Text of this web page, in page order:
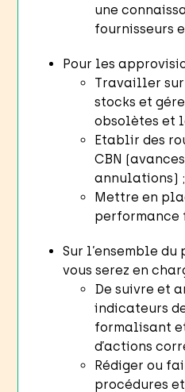
une
fournisseurs
Pour les
Travailler sur
stocks et
obsolètes et
Etablir des
CBN
annulations) ;
Mettre en
performance
Sur l’ensemble
vous serez en
De suivre et
indicateurs
formalisant
d’actions
Rédiger ou
procédures